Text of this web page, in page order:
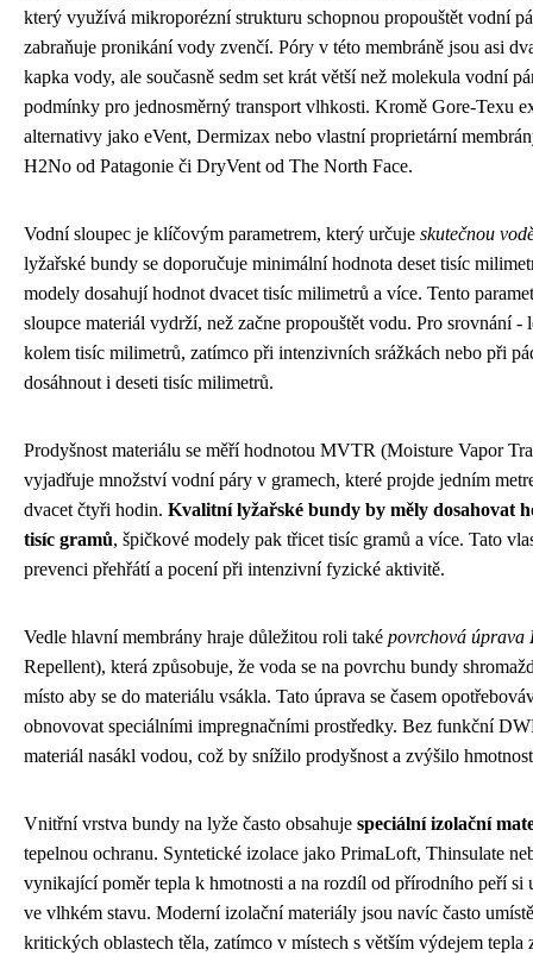
který využívá mikroporézní strukturu schopnou propouštět vodní
zabraňuje pronikání vody zvenčí. Póry v této membráně jsou asi
kapka vody, ale současně sedm set krát větší než molekula vodní
podmínky pro jednosměrný transport vlhkosti. Kromě Gore-Texu
alternativy jako eVent, Dermizax nebo vlastní proprietární
H2No od Patagonie či DryVent od The North Face.
Vodní sloupec je klíčovým parametrem, který určuje skutečnou
lyžařské bundy se doporučuje minimální hodnota deset tisíc
modely dosahují hodnot dvacet tisíc milimetrů a více. Tento
sloupce materiál vydrží, než začne propouštět vodu. Pro srovnání
kolem tisíc milimetrů, zatímco při intenzivních srážkách nebo při
dosáhnout i deseti tisíc milimetrů.
Prodyšnost materiálu se měří hodnotou MVTR (Moisture Vapor
vyjadřuje množství vodní páry v gramech, které projde jedním
dvacet čtyři hodin. Kvalitní lyžařské bundy by měly dosahovat
tisíc gramů, špičkové modely pak třicet tisíc gramů a více. Tato
prevenci přehřátí a pocení při intenzivní fyzické aktivitě.
Vedle hlavní membrány hraje důležitou roli také povrchová úprava
Repellent), která způsobuje, že voda se na povrchu bundy
místo aby se do materiálu vsákla. Tato úprava se časem
obnovovat speciálními impregnačními prostředky. Bez funkční
materiál nasákl vodou, což by snížilo prodyšnost a zvýšilo
Vnitřní vrstva bundy na lyže často obsahuje speciální izolační
tepelnou ochranu. Syntetické izolace jako PrimaLoft, Thinsulate
vynikající poměr tepla k hmotnosti a na rozdíl od přírodního peří si
ve vlhkém stavu. Moderní izolační materiály jsou navíc často
kritických oblastech těla, zatímco v místech s větším výdejem tepla